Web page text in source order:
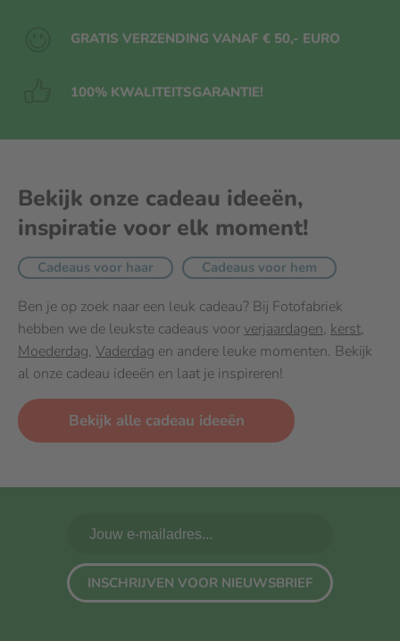
GRATIS VERZENDING VANAF € 50,- EURO
100% KWALITEITSGARANTIE!
Bekijk onze cadeau ideeën,
inspiratie voor elk moment!
Cadeaus voor haar Cadeaus voor hem
Ben je op zoek naar een leuk cadeau? Bij Fotofabriek
hebben we de leukste cadeaus voor verjaardagen, kerst,
Moederdag, Vaderdag en andere leuke momenten. Bekijk
al onze cadeau ideeën en laat je inspireren!
Bekijk alle cadeau ideeën
INSCHRIJVEN VOOR NIEUWSBRIEF